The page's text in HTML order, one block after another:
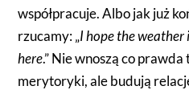
współpracuje. Albo jak już
rzucamy: „I hope the weather
here.” Nie wnoszą co
merytoryki, ale budują